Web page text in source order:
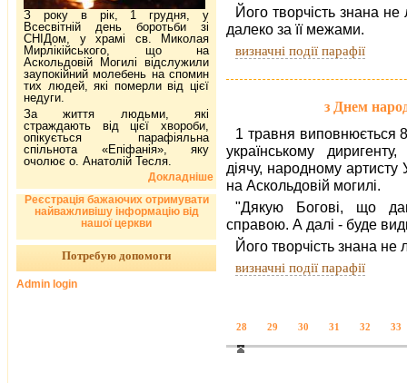
Його творчість знана
далеко за її межами.
визначні події парафії
з Днем
1 травня виповнюється
українському
діячу, народному
на Аскольдовій могилі.
"Дякую Богові, що
справою. А далі - буде
Його творчість знана не
визначні події парафії
28 29 30 31 32 33
З року в рік, 1 грудня, у
Всесвітній день боротьби зі
СНІДом, у храмі св. Миколая
Мирлікійського, що на
Аскольдовій Могилі відслужили
заупокійний молебень на спомин
тих людей, які померли від цієї
недуги.
За життя людьми, які
страждають від цієї хвороби,
опікується парафіяльна
спільнота «Епіфанія», яку
очолює о. Анатолій Тесля.
Докладніше
Реєстрація бажаючих отримувати
найважливішу інформацію від
нашої церкви
Потребую допомоги
Admin login